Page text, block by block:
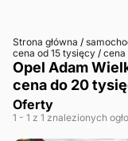
Strona główna /
cena od 15 tysięcy / cena
Opel Adam
cena do 20
Oferty
1 - 1 z 1 znalezionych